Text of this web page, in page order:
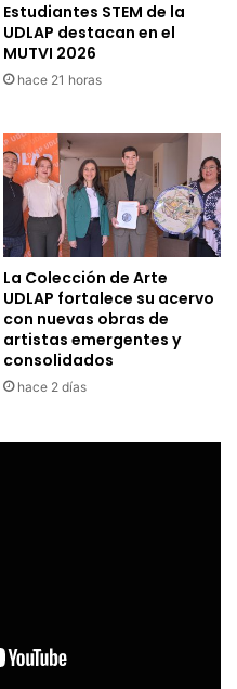
Estudiantes STEM de la
UDLAP destacan en el
MUTVI 2026
hace 21 horas
La Colección de Arte
UDLAP fortalece su acervo
con nuevas obras de
artistas emergentes y
consolidados
hace 2 días